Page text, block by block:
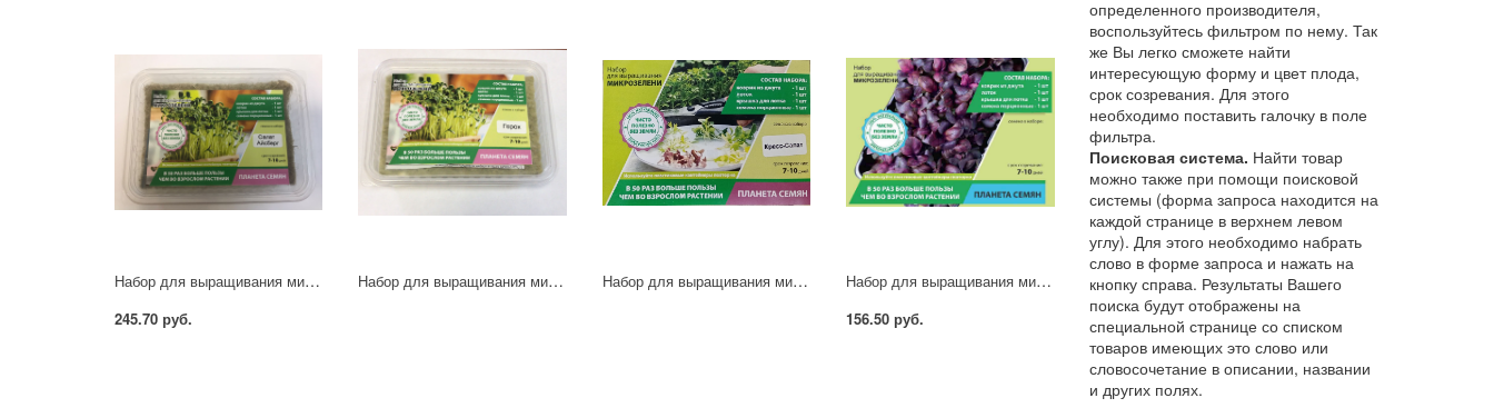
Набор для выращивания микрозелени Салат Айсберг
245.70 руб.
Набор для выращивания микрозелени Горох Набор для выращивания микрозелени Кресс-салат Набор для выращивания микрозелени Базилик
156.50 руб.
определенного производителя,
воспользуйтесь фильтром по нему. Так
же Вы легко сможете найти
интересующую форму и цвет плода,
срок созревания. Для этого
необходимо поставить галочку в поле
фильтра.
Поисковая система. Найти товар
можно также при помощи поисковой
системы (форма запроса находится на
каждой странице в верхнем левом
углу). Для этого необходимо набрать
слово в форме запроса и нажать на
кнопку справа. Результаты Вашего
поиска будут отображены на
специальной странице со списком
товаров имеющих это слово или
словосочетание в описании, названии
и других полях.